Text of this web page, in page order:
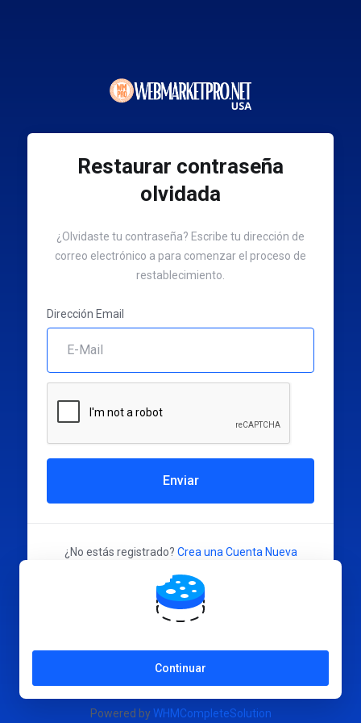
Restaurar contraseña
olvidada
¿Olvidaste tu contraseña? Escribe tu dirección de
correo electrónico a para comenzar el proceso de
restablecimiento.
Dirección Email
Enviar
¿No estás registrado? Crea una Cuenta Nueva
Idioma:Español
Powered byWHMCompleteSolution
Continuar